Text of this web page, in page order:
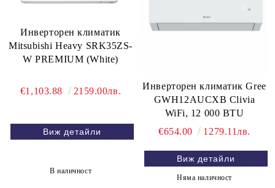
Инверторен климатик
Mitsubishi Heavy SRK35ZS-
W PREMIUM (White)
€1,103.88 2159.00лв.
Виж детайли
В наличност
Инверторен климатик Gree
GWH12AUCXB Clivia
WiFi, 12 000 BTU
€654.00
1279.11лв.
Виж детайли
Няма наличност